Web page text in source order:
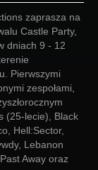
zaprasza na
Castle Party,
dniach 9 - 12
Pierwszymi
zespołami,
(25-lecie), Black
Hell:Sector,
Lebanon
Away oraz